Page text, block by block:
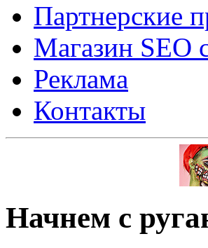
Партнерские
Магазин SEO
Реклама
Контакты
Начнем с